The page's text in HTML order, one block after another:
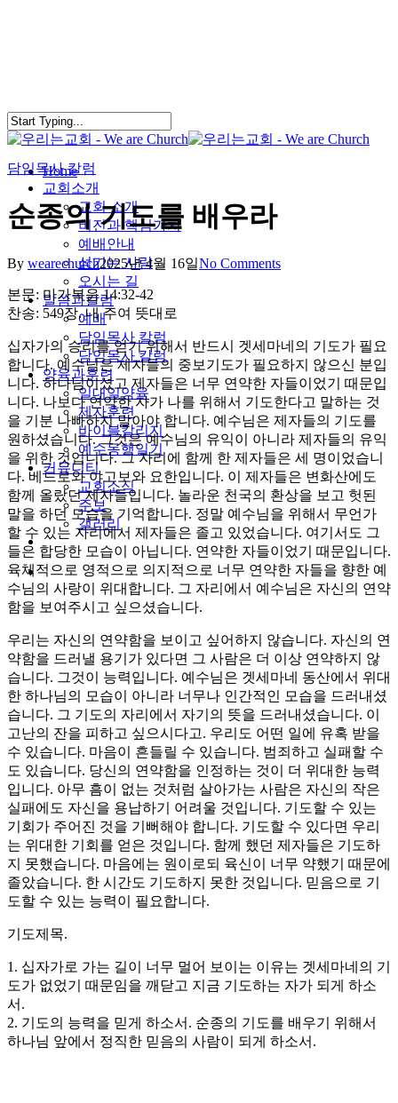
search
Menu Home
교회소개
교회 소개
비전과 핵심가치
예배안내
섬기는 사람
오시는 길
말씀과칼럼
예배
담임목사 칼럼
담임목사 칼럼
양육과훈련
일대일양육
제자훈련
바이블칼리지
예수동행일기
커뮤니티
교회소식
주보
갤러리
youtube
soundcloud
search
담임목사 칼럼
순종의 기도를 배우라
By wearechurch2025년 4월 16일No Comments
본문: 마가복음 14:32-42
찬송: 549장. 내 주여 뜻대로
십자가의 승리를 얻기 위해서 반드시 겟세마네의 기도가 필요
합니다. 예수님은 제자들의 중보기도가 필요하지 않으신 분입
니다. 하나님이셨고 제자들은 너무 연약한 자들이었기 때문입
니다. 나보다 연약한 자가 나를 위해서 기도한다고 말하는 것
을 기분 나빠하지 말아야 합니다. 예수님은 제자들의 기도를
원하셨습니다. 그것은 예수님의 유익이 아니라 제자들의 유익
을 위한 것입니다. 그 자리에 함께 한 제자들은 세 명이었습니
다. 베드로와 야고보와 요한입니다. 이 제자들은 변화산에도
함께 올랐던 제자들입니다. 놀라운 천국의 환상을 보고 헛된
말을 하던 모습을 기억합니다. 정말 예수님을 위해서 무언가
할 수 있는 자리에서 제자들은 졸고 있었습니다. 여기서도 그
들은 합당한 모습이 아닙니다. 연약한 자들이었기 때문입니다.
육체적으로 영적으로 의지적으로 너무 연약한 자들을 향한 예
수님의 사랑이 위대합니다. 그 자리에서 예수님은 자신의 연약
함을 보여주시고 싶으셨습니다.
우리는 자신의 연약함을 보이고 싶어하지 않습니다. 자신의 연
약함을 드러낼 용기가 있다면 그 사람은 더 이상 연약하지 않
습니다. 그것이 능력입니다. 예수님은 겟세마네 동산에서 위대
한 하나님의 모습이 아니라 너무나 인간적인 모습을 드러내셨
습니다. 그 기도의 자리에서 자기의 뜻을 드러내셨습니다. 이
고난의 잔을 피하고 싶으시다고. 우리도 어떤 일에 유혹 받을
수 있습니다. 마음이 흔들릴 수 있습니다. 범죄하고 실패할 수
도 있습니다. 당신의 연약함을 인정하는 것이 더 위대한 능력
입니다. 아무 흠이 없는 것처럼 살아가는 사람은 자신의 작은
실패에도 자신을 용납하기 어려울 것입니다. 기도할 수 있는
기회가 주어진 것을 기뻐해야 합니다. 기도할 수 있다면 우리
는 위대한 기회를 얻은 것입니다. 함께 했던 제자들은 기도하
지 못했습니다. 마음에는 원이로되 육신이 너무 약했기 때문에
졸았습니다. 한 시간도 기도하지 못한 것입니다. 믿음으로 기
도할 수 있는 능력이 필요합니다.
기도제목.
1. 십자가로 가는 길이 너무 멀어 보이는 이유는 겟세마네의 기
도가 없었기 때문임을 깨닫고 지금 기도하는 자가 되게 하소
서.
2. 기도의 능력을 믿게 하소서. 순종의 기도를 배우기 위해서
하나님 앞에서 정직한 믿음의 사람이 되게 하소서.